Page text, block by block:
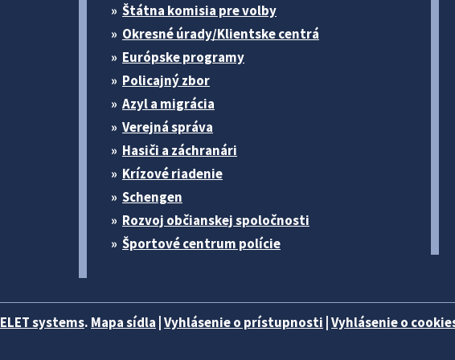
Štátna komisia pre volby
Okresné úrady/Klientske centrá
Európske programy
Policajný zbor
Azyl a migrácia
Verejná správa
Hasiči a záchranári
Krízové riadenie
Schengen
Rozvoj občianskej spoločnosti
Športové centrum polície
ELET systems. Mapa sídla Vyhlásenie o prístupnosti Vyhlásenie o